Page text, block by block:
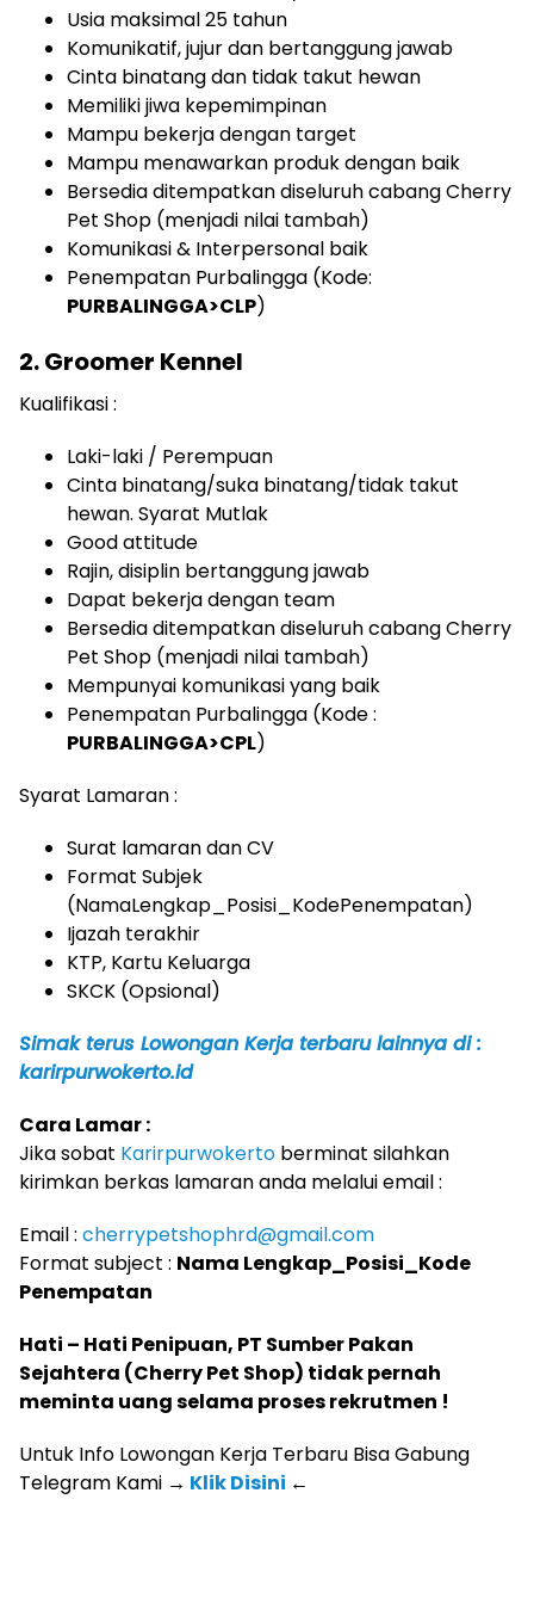
Usia maksimal 25 tahun
Komunikatif, jujur dan bertanggung jawab
Cinta binatang dan tidak takut hewan
Memiliki jiwa kepemimpinan
Mampu bekerja dengan target
Mampu menawarkan produk dengan baik
Bersedia ditempatkan diseluruh cabang Cherry
Pet Shop (menjadi nilai tambah)
Komunikasi & Interpersonal baik
Penempatan Purbalingga (Kode:
PURBALINGGA>CLP)
2. Groomer Kennel
Kualifikasi :
Laki-laki / Perempuan
Cinta binatang/suka binatang/tidak takut
hewan. Syarat Mutlak
Good attitude
Rajin, disiplin bertanggung jawab
Dapat bekerja dengan team
Bersedia ditempatkan diseluruh cabang Cherry
Pet Shop (menjadi nilai tambah)
Mempunyai komunikasi yang baik
Penempatan Purbalingga (Kode :
PURBALINGGA>CPL)
Syarat Lamaran :
Surat lamaran dan CV
Format Subjek
(NamaLengkap_Posisi_KodePenempatan)
Ijazah terakhir
KTP, Kartu Keluarga
SKCK (Opsional)
Simak terus Lowongan Kerja terbaru lainnya di :
karirpurwokerto.id
Cara Lamar :
Jika sobat Karirpurwokerto berminat silahkan
kirimkan berkas lamaran anda melalui email :
Email : cherrypetshophrd@gmail.com
Format subject : Nama Lengkap_Posisi_Kode
Penempatan
Hati – Hati Penipuan, PT Sumber Pakan
Sejahtera (Cherry Pet Shop) tidak pernah
meminta uang selama proses rekrutmen !
Untuk Info Lowongan Kerja Terbaru Bisa Gabung
Telegram Kami → Klik Disini ←